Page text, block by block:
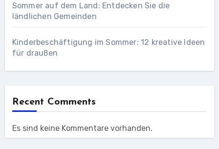
Sommer auf dem Land: Entdecken Sie die
ländlichen Gemeinden
Kinderbeschäftigung im Sommer: 12 kreative Ideen
für draußen
Recent Comments
Es sind keine Kommentare vorhanden.